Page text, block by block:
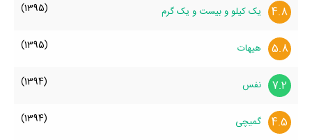
4.8 یک کیلو و بیست و یک گرم (1395)
5.8 هیهات (1395)
7.2 نفس (1394)
4.5 گمیچی (1394)